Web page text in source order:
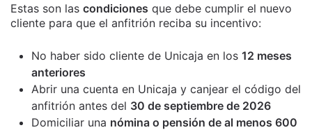
Estas son las condiciones que debe cumplir el nuevo
cliente para que el anfitrión reciba su incentivo:
No haber sido cliente de Unicaja en los 12 meses
anteriores
Abrir una cuenta en Unicaja y canjear el código del
anfitrión antes del 30 de septiembre de 2026
Domiciliar una nómina o pensión de al menos 600